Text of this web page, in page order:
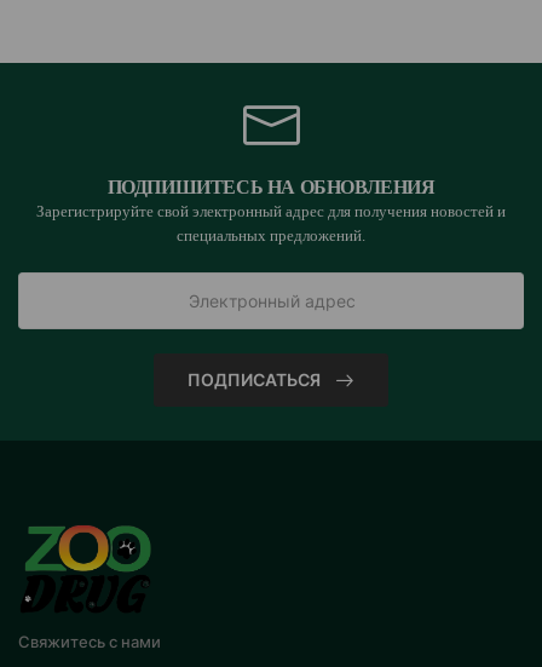
ПОДПИШИТЕСЬ НА ОБНОВЛЕНИЯ
Зарегистрируйте свой электронный адрес для получения новостей и
специальных предложений.
ПОДПИСАТЬСЯ
Свяжитесь с нами